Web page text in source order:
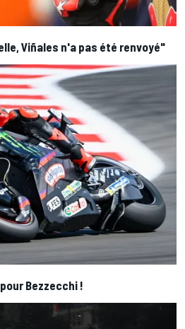
Viñales n'a pas été renvoyé"
Bezzecchi !